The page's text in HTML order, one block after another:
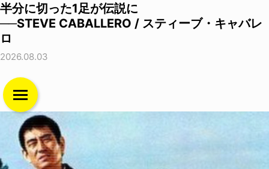
半分に切った1足が伝説に
──STEVE CABALLERO / スティーブ・キャバレ
ロ
2026.08.03